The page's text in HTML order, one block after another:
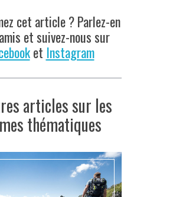
cet article ? Parlez-en
et suivez-nous sur
et Instagram
articles sur les
thématiques